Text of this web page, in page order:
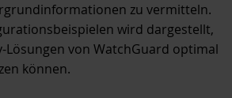
zu vermitteln.
wird dargestellt,
Lösungen von WatchGuard optimal
können.